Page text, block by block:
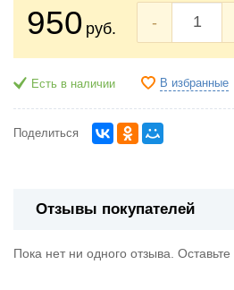
950 руб. -
Есть в наличии В избранные
Поделиться
Отзывы покупателей
Пока нет ни одного отзыва.